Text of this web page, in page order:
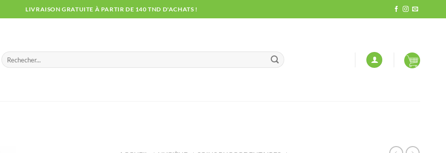
LIVRAISON GRATUITE À PARTIR DE 140 TND D'ACHATS !
Recherche
pour :